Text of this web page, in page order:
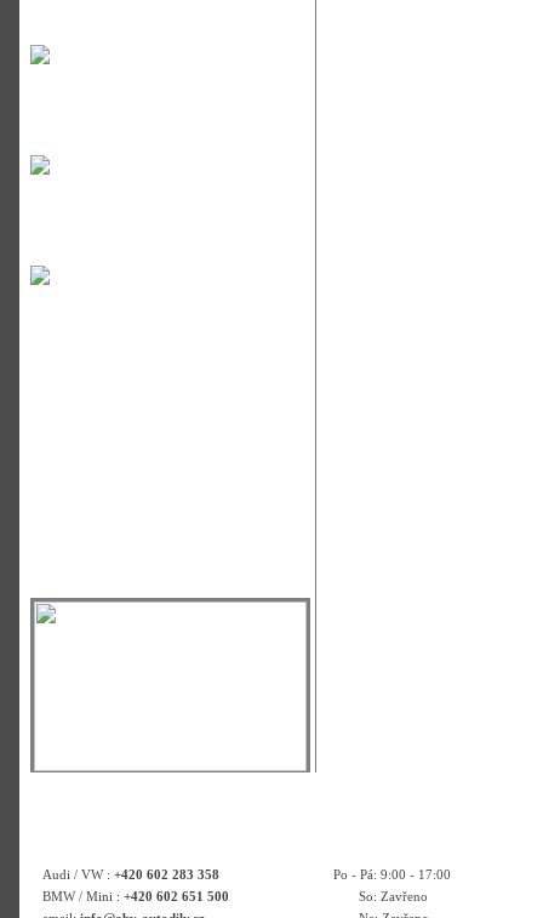
Audi / VW : +420 602 283 358
BMW / Mini : +420 602 651 500
Po - Pá: 9:00 - 17:00
So: Zavřeno